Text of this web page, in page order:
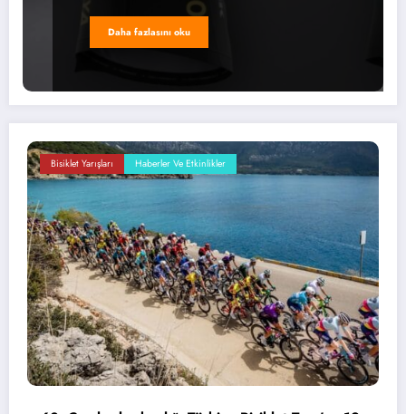
Daha fazlasını oku
Bisiklet Yarışları Haberler Ve Etkinlikler